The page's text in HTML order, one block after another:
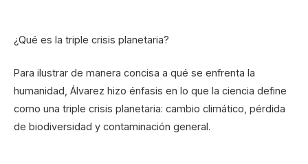
¿Qué es la triple crisis planetaria?
Para ilustrar de manera concisa a qué se enfrenta la
humanidad, Álvarez hizo énfasis en lo que la ciencia define
como una triple crisis planetaria: cambio climático, pérdida
de biodiversidad y contaminación general.